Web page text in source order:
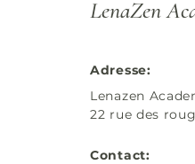
LenaZen
Adresse:
Lenazen
22 rue des
Contact: